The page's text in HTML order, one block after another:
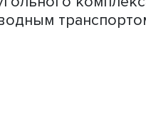
46 %.
расширена